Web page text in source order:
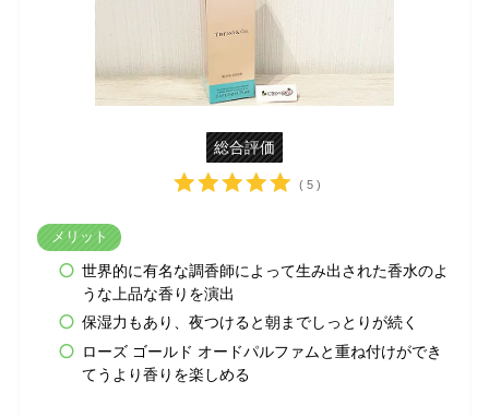
総合評価
( 5 )
メリット
世界的に有名な調香師によって生み出された香水のよ
うな上品な香りを演出
保湿力もあり、夜つけると朝までしっとりが続く
ローズ ゴールド オードパルファムと重ね付けができ
てうより香りを楽しめる